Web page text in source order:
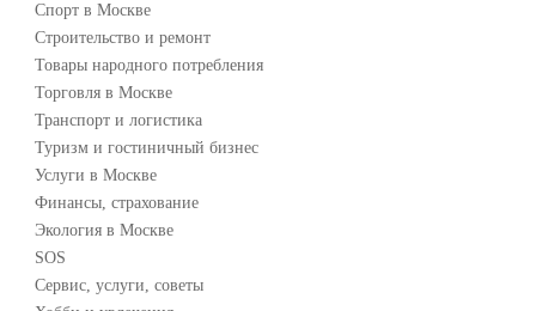
Спорт в Москве
Строительство и ремонт
Товары народного потребления
Торговля в Москве
Транспорт и логистика
Туризм и гостиничный бизнес
Услуги в Москве
Финансы, страхование
Экология в Москве
SOS
Сервис, услуги, советы